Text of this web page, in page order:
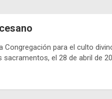
Congregación para el culto
sacramentos, el 28 de abril de